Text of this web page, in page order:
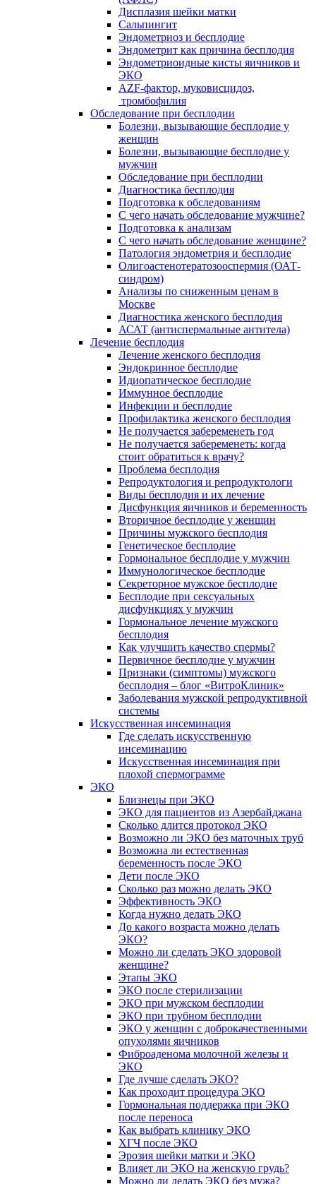
Дисплазия шейки матки
Сальпингит
Эндометриоз и бесплодие
Эндометрит как причина бесплодия
Эндометриоидные кисты яичников и
ЭКО
AZF-фактор, муковисцидоз,
тромбофилия
Обследование при бесплодии
Болезни, вызывающие бесплодие у
женщин
Болезни, вызывающие бесплодие у
мужчин
Обследование при бесплодии
Диагностика бесплодия
Подготовка к обследованиям
С чего начать обследование мужчине?
Подготовка к анализам
С чего начать обследование женщине?
Патология эндометрия и бесплодие
Олигоастенотератозооспермия (ОАТ-
синдром)
Анализы по сниженным ценам в
Москве
Диагностика женского бесплодия
АСАТ (антиспермальные антитела)
Лечение бесплодия
Лечение женского бесплодия
Эндокринное бесплодие
Идиопатическое бесплодие
Иммунное бесплодие
Инфекции и бесплодие
Профилактика женского бесплодия
Не получается забеременеть год
Не получается забеременеть: когда
стоит обратиться к врачу?
Проблема бесплодия
Репродуктология и репродуктологи
Виды бесплодия и их лечение
Дисфункция яичников и беременность
Вторичное бесплодие у женщин
Причины мужского бесплодия
Генетическое бесплодие
Гормональное бесплодие у мужчин
Иммунологическое бесплодие
Секреторное мужское бесплодие
Бесплодие при сексуальных
дисфункциях у мужчин
Гормональное лечение мужского
бесплодия
Как улучшить качество спермы?
Первичное бесплодие у мужчин
Признаки (симптомы) мужского
бесплодия – блог «ВитроКлиник»
Заболевания мужской репродуктивной
системы
Искусственная инсеминация
Где сделать искусственную
инсеминацию
Искусственная инсеминация при
плохой спермограмме
ЭКО
Близнецы при ЭКО
ЭКО для пациентов из Азербайджана
Сколько длится протокол ЭКО
Возможно ли ЭКО без маточных труб
Возможна ли естественная
беременность после ЭКО
Дети после ЭКО
Сколько раз можно делать ЭКО
Эффективность ЭКО
Когда нужно делать ЭКО
До какого возраста можно делать
ЭКО?
Можно ли сделать ЭКО здоровой
женщине?
Этапы ЭКО
ЭКО после стерилизации
ЭКО при мужском бесплодии
ЭКО при трубном бесплодии
ЭКО у женщин с доброкачественными
опухолями яичников
Фиброаденома молочной железы и
ЭКО
Где лучше сделать ЭКО?
Как проходит процедура ЭКО
Гормональная поддержка при ЭКО
после переноса
Как выбрать клинику ЭКО
ХГЧ после ЭКО
Эрозия шейки матки и ЭКО
Влияет ли ЭКО на женскую грудь?
Можно ли делать ЭКО без мужа?